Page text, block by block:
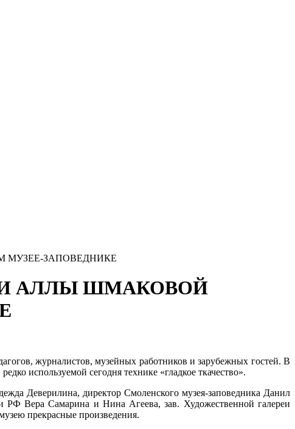
МУЗЕЕ-ЗАПОВЕДНИКЕ
И АЛЛЫ ШМАКОВОЙ
журналистов, музейных работников и зарубежных гостей. В
используемой сегодня технике «гладкое ткачество».
Деверилина, директор Смоленского музея-заповедника Данил
РФ Вера Самарина и Нина Агеева, зав. Художественной галереи
прекрасные произведения.